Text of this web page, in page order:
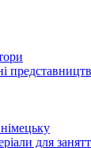
для